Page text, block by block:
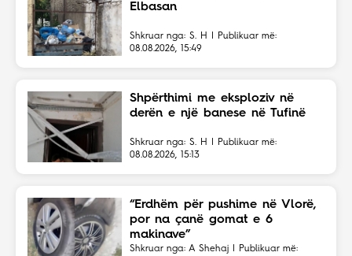
Elbasan
Shkruar nga: S. H | Publikuar më:
08.08.2026, 15:49
Shpërthimi me eksploziv në
derën e një banese në Tufinë
Shkruar nga: S. H | Publikuar më:
08.08.2026, 15:13
“Erdhëm për pushime në Vlorë,
por na çanë gomat e 6
makinave”
Shkruar nga: A Shehaj | Publikuar më: